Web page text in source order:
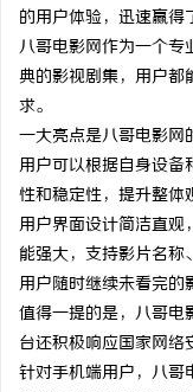
的用户体验，迅速赢
八哥电影网作为一个专
典的影视剧集，用户都
求。
一大亮点是八哥电影网
用户可以根据自身设备
性和稳定性，提升整体
用户界面设计简洁直观
能强大，支持影片名称
用户随时继续未看完的
值得一提的是，八哥电
台还积极响应国家网络
针对手机端用户，八哥